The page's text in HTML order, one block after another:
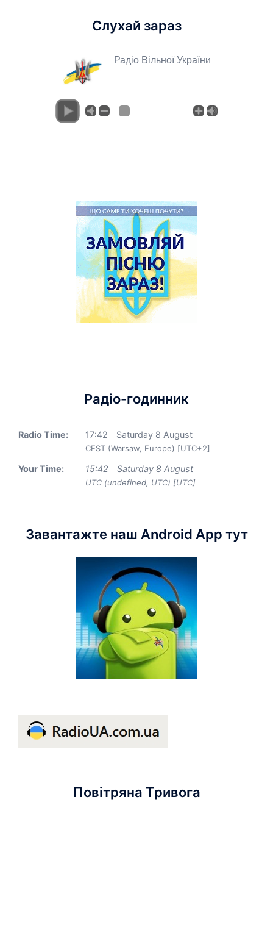
Слухай зараз
Радіо Вільної України
Радіо-годинник
Radio Time: 17:42 Saturday 8 August
CEST (Warsaw, Europe) [UTC+2]
Your Time: 15:42 Saturday 8 August
UTC (undefined, UTC) [UTC]
Завантажте наш Android App тут
Повітряна Тривога